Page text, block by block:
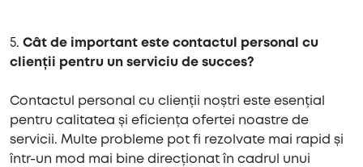
5. Cât de important este contactul personal cu
clienții pentru un serviciu de succes?
Contactul personal cu clienții noștri este esențial
pentru calitatea și eficiența ofertei noastre de
servicii. Multe probleme pot fi rezolvate mai rapid și
într-un mod mai bine direcționat în cadrul unui